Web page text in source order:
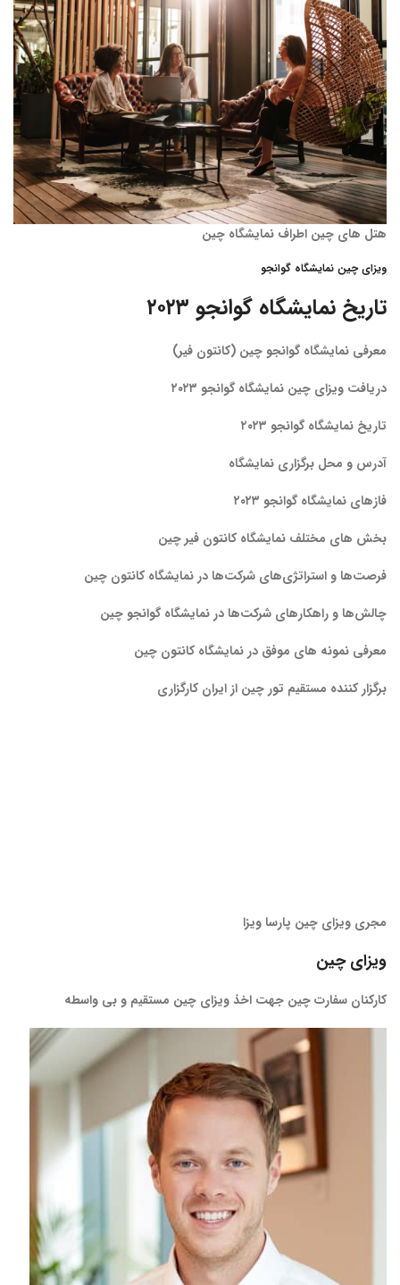
هتل های چین اطراف نمایشگاه چین
ویزای چین نمایشگاه گوانجو
تاریخ نمایشگاه گوانجو ۲۰۲۳
معرفی نمایشگاه گوانجو چین (کانتون فیر)
دریافت ویزای چین نمایشگاه گوانجو ۲۰۲۳
تاریخ نمایشگاه گوانجو ۲۰۲۳
آدرس و محل برگزاری نمایشگاه
فازهای نمایشگاه گوانجو ۲۰۲۳
بخش های مختلف نمایشگاه کانتون فیر چین
فرصت‌ها و استراتژی‌های شرکت‌ها در نمایشگاه کانتون چین
چالش‌ها و راهکارهای شرکت‌ها در نمایشگاه گوانجو چین
معرفی نمونه های موفق در نمایشگاه کانتون چین
برگزار کننده مستقیم تور چین از ایران کارگزاری
مجری ویزای چین پارسا ویزا
ویزای چین
کارکنان سفارت چین جهت اخذ ویزای چین مستقیم و بی واسطه